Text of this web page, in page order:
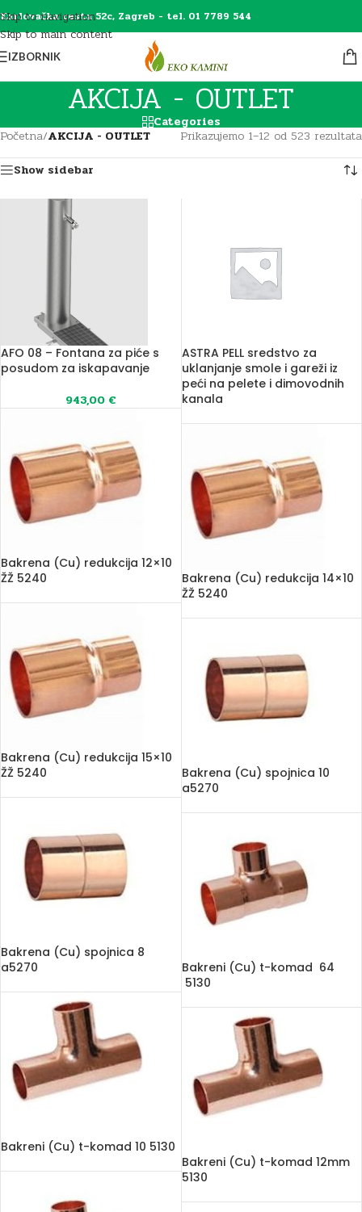
Skip to navigation
Skip to main content
Karlovačka cesta 52c, Zagreb - tel. 01 7789 544
IZBORNIK
AKCIJA - OUTLET
Categories
Početna/AKCIJA - OUTLET
Prikazujemo 1–12 od 523 rezultata
Show sidebar
AFO 08 – Fontana za piće s
posudom za iskapavanje
943,00 €
ASTRA PELL sredstvo za
uklanjanje smole i gareži iz
peći na pelete i dimovodnih
kanala
Bakrena (Cu) redukcija 12×10
ŽŽ 5240
Bakrena (Cu) redukcija 14×10
ŽŽ 5240
Bakrena (Cu) redukcija 15×10
ŽŽ 5240
Bakrena (Cu) spojnica 10
a5270
Bakrena (Cu) spojnica 8
a5270
Bakreni (Cu) t-komad 64
5130
Bakreni (Cu) t-komad 10 5130
Bakreni (Cu) t-komad 12mm
5130